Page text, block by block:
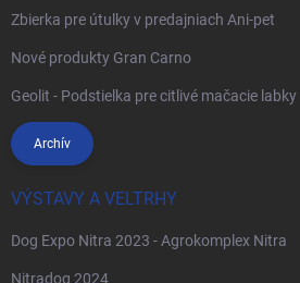
Zbierka pre útulky v predajniach Ani-pet
Nové produkty Gran Carno
Geolit - Podstielka pre citlivé mačacie labky
Archív
VÝSTAVY A VELTRHY
Dog Expo Nitra 2023 - Agrokomplex Nitra
Nitradog 2024